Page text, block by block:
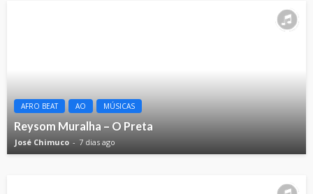
AFRO BEAT AO MÚSICAS
Reysom Muralha – O Preta
José Chimuco 7 dias ago